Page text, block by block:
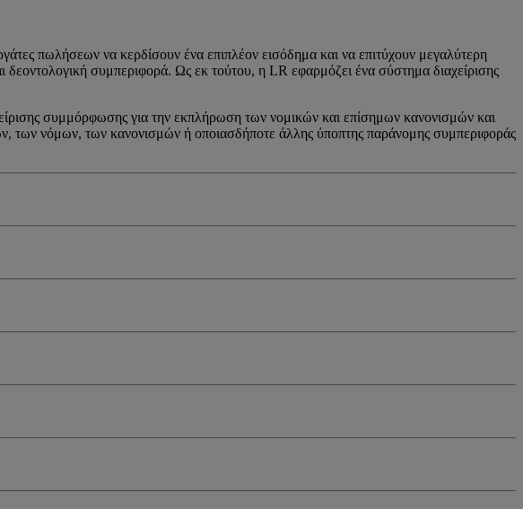
πωλήσεων να κερδίσουν ένα επιπλέον εισόδημα και να επιτύχουν μεγαλύτερη
συμπεριφορά. Ως εκ τούτου, η LR εφαρμόζει ένα σύστημα διαχείρισης
συμμόρφωσης για την εκπλήρωση των νομικών και επίσημων κανονισμών και
των νόμων, των κανονισμών ή οποιασδήποτε άλλης ύποπτης παράνομης συμπεριφοράς